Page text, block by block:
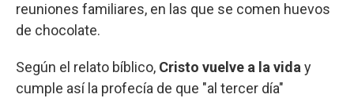
reuniones familiares, en las que se comen huevos
de chocolate.
Según el relato bíblico, Cristo vuelve a la vida y
cumple así la profecía de que "al tercer día"